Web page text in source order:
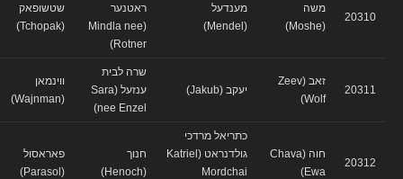
20310
מענדעל
ראטנער
(Mindla nee
Rotner)
שטשופאק
(Tchopak)
20311
זאב (Zeev
יעקב (Jakub)
שרה לבית
ענזעל (Sara
nee Enzel)
ווינמאן
20312
חוה (Chava
כתריאל מרדכי
גולדנראט (Katriel
Mordchai
חנוך
פאראסול